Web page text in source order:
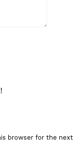
browser for the next